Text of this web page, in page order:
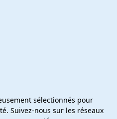
sélectionnés pour
Suivez-nous sur les réseaux